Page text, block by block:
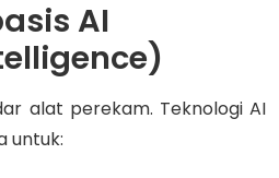
AI
alat perekam. Teknologi AI
untuk: